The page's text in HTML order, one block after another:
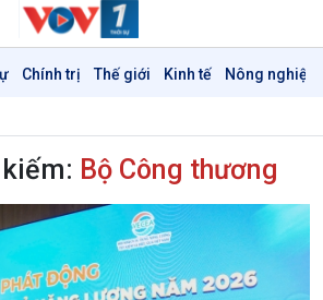
Chính trị Thế giới Kinh tế Nông nghiệp
Bộ Công thương